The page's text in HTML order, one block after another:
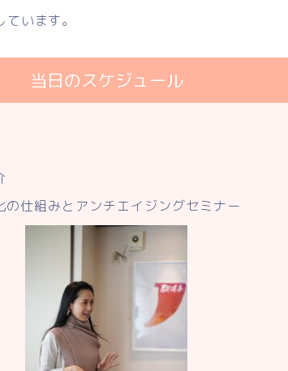
います。
当日のスケジュール
の仕組みとアンチエイジングセミナー